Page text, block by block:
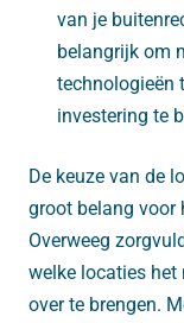
van je
belangrijk om
technologieën
investering te
De keuze van de
groot belang voor
Overweeg
welke locaties
over te brengen.